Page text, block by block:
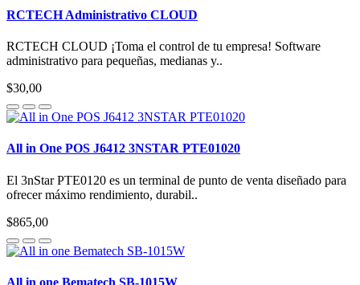
RCTECH Administrativo CLOUD
RCTECH CLOUD ¡Toma el control de tu empresa! Software
administrativo para pequeñas, medianas y..
$30,00
All in One POS J6412 3NSTAR PTE01020
El 3nStar PTE0120 es un terminal de punto de venta diseñado para
ofrecer máximo rendimiento, durabil..
$865,00
All in one Bematech SB-1015W